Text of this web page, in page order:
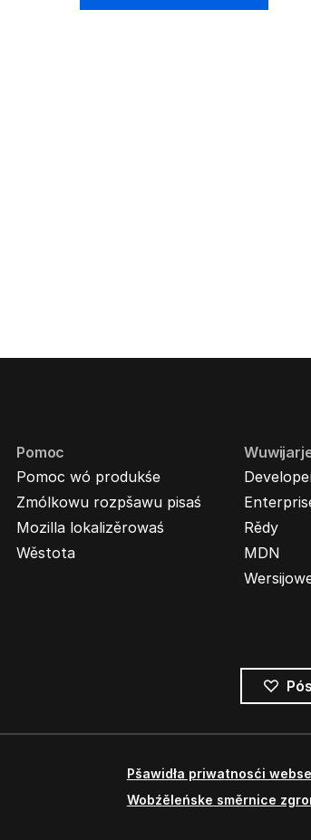
Pomoc
Pomoc wó produkśe
Zmólkowu rozpšawu pisaś
Mozilla lokalizěrowaś
Wěstota
Rědy
MDN
Pšawidła priwatnosći
Wobźěleńske směrnice